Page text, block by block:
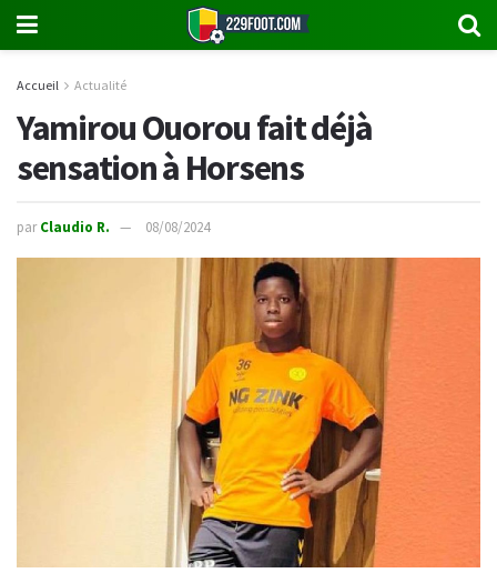
Accueil Actualité
Yamirou Ouorou fait déjà
sensation à Horsens
par Claudio R. 08/08/2024